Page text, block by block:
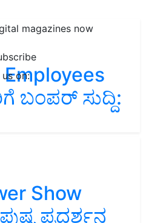
magazines now
on:
ಬಂಪರ್‌ ಸುದ್ದಿ:
Show
ಪ್ರದರ್ಶನ